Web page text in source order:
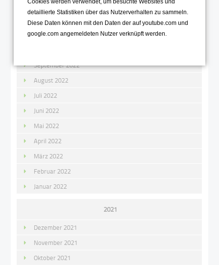
Dezember 2022
November 2022
September 2022
August 2022
Juli 2022
Juni 2022
Mai 2022
April 2022
März 2022
Februar 2022
Januar 2022
2021
Dezember 2021
November 2021
Oktober 2021
Cookies werden verwendet, um besuchte Websites und
detaillierte Statistiken über das Nutzerverhalten zu sammeln.
Diese Daten können mit den Daten der auf youtube.com und
google.com angemeldeten Nutzer verknüpft werden.